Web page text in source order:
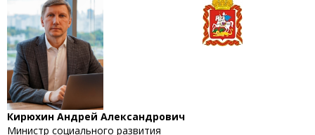
Кирюхин Андрей Александрович
Министр социального развития